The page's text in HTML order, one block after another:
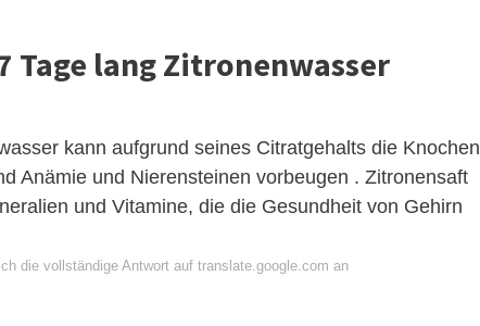
Tage lang Zitronenwasser
kann aufgrund seines Citratgehalts die Knochen
Anämie und Nierensteinen vorbeugen . Zitronensaft
und Vitamine, die die Gesundheit von Gehirn
die vollständige Antwort auf translate.google.com an